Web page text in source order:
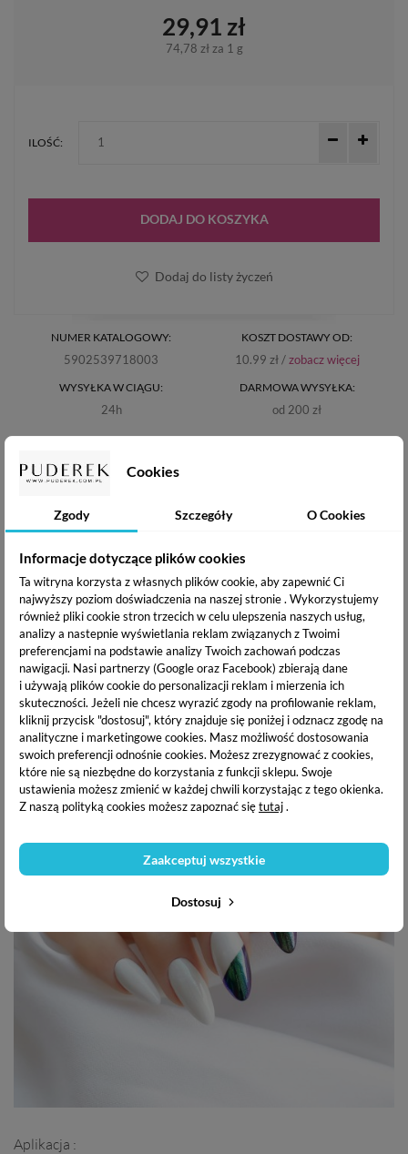
Cookies
Zgody Szczegóły O Cookies
Informacje dotyczące plików cookies
Ta witryna korzysta z własnych plików cookie, aby zapewnić Ci
najwyższy poziom doświadczenia na naszej stronie . Wykorzystujemy
również pliki cookie stron trzecich w celu ulepszenia naszych usług,
analizy a nastepnie wyświetlania reklam związanych z Twoimi
preferencjami na podstawie analizy Twoich zachowań podczas
nawigacji. Nasi partnerzy (Google oraz Facebook) zbierają dane
i używają plików cookie do personalizacji reklam i mierzenia ich
skuteczności. Jeżeli nie chcesz wyrazić zgody na profilowanie reklam,
kliknij przycisk "dostosuj", który znajduje się poniżej i odznacz zgodę na
analityczne i marketingowe cookies. Masz możliwość dostosowania
swoich preferencji odnośnie cookies. Możesz zrezygnować z cookies,
które nie są niezbędne do korzystania z funkcji sklepu. Swoje
ustawienia możesz zmienić w każdej chwili korzystając z tego okienka.
Z naszą polityką cookies możesz zapoznać siętutaj.
Dostosuj
Zaakceptuj wszystkie
NUMER KATALOGOWY:
5902539718003
WYSYŁKA W CIĄGU:
24h
KOSZT DOSTAWY OD:
10.99 zł /zobacz więcej
DARMOWA WYSYŁKA:
od 200 zł
29,91 zł
74,78 złza 1 g
ILOŚĆ:
DODAJ DO KOSZYKA
Dodaj do listy życzeń
OPIS PRODUKTU
DOSTAWA I PŁATNOŚĆ
Elisium Blue BlinkPowderto nic innego jak efekt lustra na
paznokciach. Pyłek doskonale urozmaici twój ulubiony lakier
nadając mu niepowtarzalnego blasku.
Dzięki Niebieskiej poświacie sprawi ,że twoje stylizacje będą
niezwykle eleganckie. Nałożony na różne kolory będzie dawał
zupełnie inne efekty ! Idealny dla miłośniczki błękitu.
Aplikacja :